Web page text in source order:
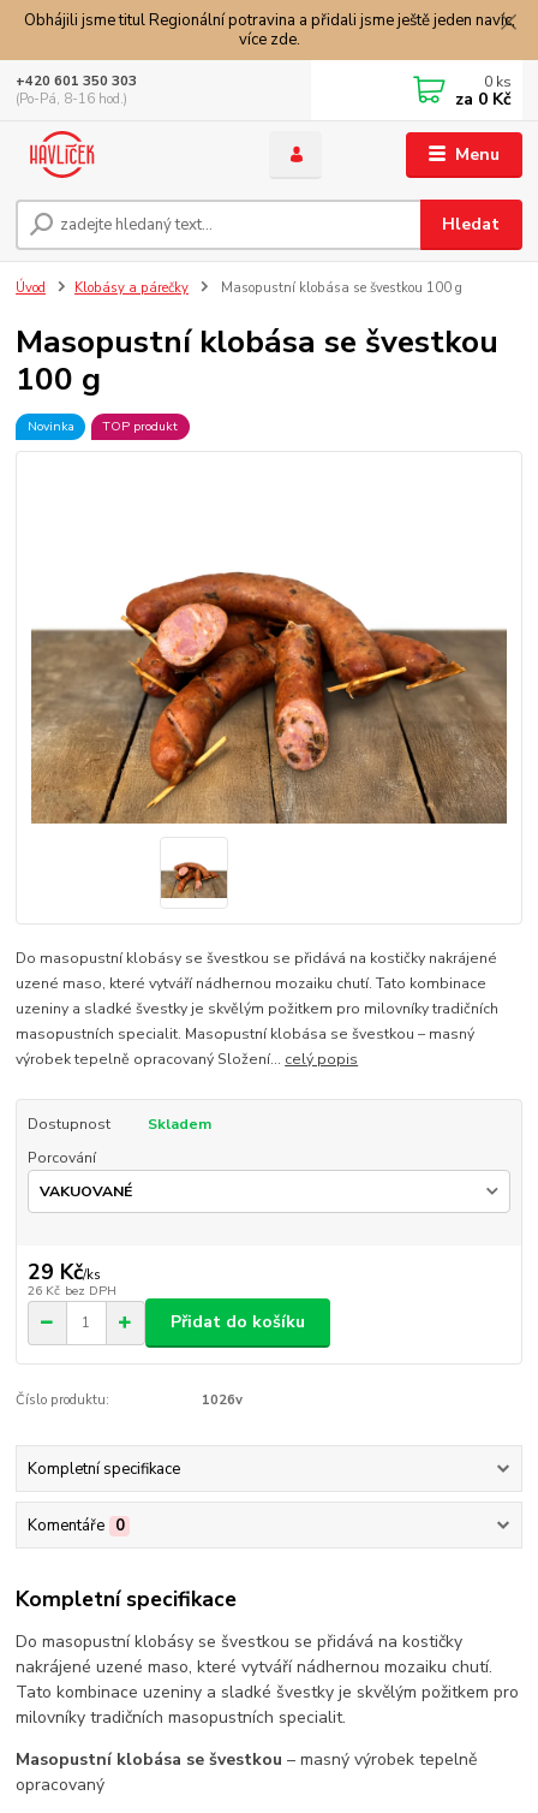
Obhájili jsme titul Regionální potravina a přidali jsme ještě jeden navíc,
více zde.
Menu
Hledat
+420 601 350 303
(Po-Pá, 8-16 hod.)
0 ks
za 0 Kč
Úvod Klobásy a párečky Masopustní klobása se švestkou 100 g
Masopustní klobása se švestkou
100 g
Novinka TOP produkt
Do masopustní klobásy se švestkou se přidává na kostičky nakrájené
uzené maso, které vytváří nádhernou mozaiku chutí. Tato kombinace
uzeniny a sladké švestky je skvělým požitkem pro milovníky tradičních
masopustních specialit. Masopustní klobása se švestkou – masný
výrobek tepelně opracovaný Složení... celý popis
Dostupnost
Skladem
Porcování
29 Kč/ks
26 Kč bez DPH
Přidat do košíku
Číslo produktu: 1026v
Kompletní specifikace
Komentáře 0
Kompletní specifikace
Do masopustní klobásy se švestkou se přidává na kostičky
nakrájené uzené maso, které vytváří nádhernou mozaiku chutí.
Tato kombinace uzeniny a sladké švestky je skvělým požitkem pro
milovníky tradičních masopustních specialit.
Masopustní klobása se švestkou – masný výrobek tepelně
opracovaný